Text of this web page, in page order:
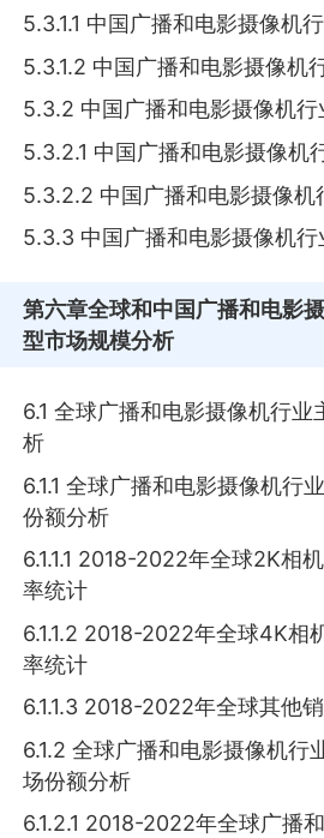
5.3.1.1 中国广播和电影摄像机
5.3.1.2 中国广播和电影摄像机
5.3.2 中国广播和电影摄像机行
5.3.2.1 中国广播和电影摄像机
5.3.2.2 中国广播和电影摄像机
5.3.3 中国广播和电影摄像机行
第六章全球和中国广播和电影
型市场规模分析
6.1 全球广播和电影摄像机行业
析
6.1.1 全球广播和电影摄像机行
份额分析
6.1.1.1 2018-2022年全球2K相
率统计
6.1.1.2 2018-2022年全球4K相
率统计
6.1.1.3 2018-2022年全球其他
6.1.2 全球广播和电影摄像机行
场份额分析
6.1.2.1 2018-2022年全球广播